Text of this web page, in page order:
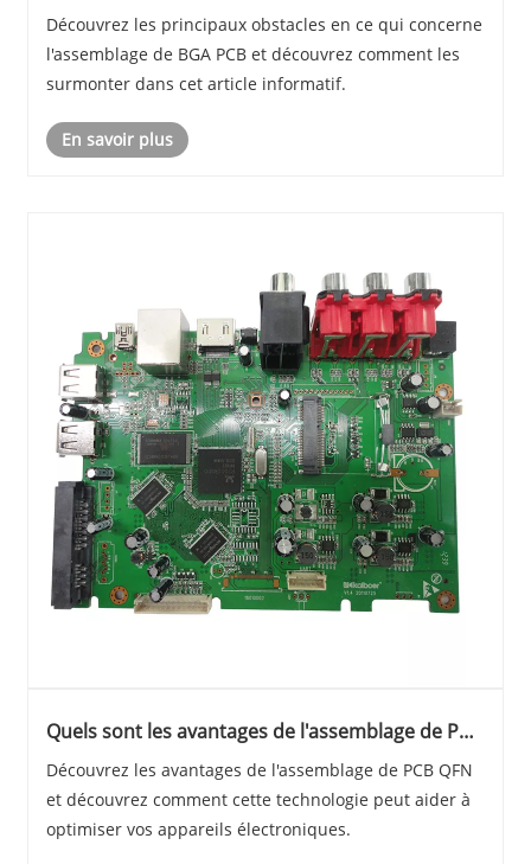
Découvrez les principaux obstacles en ce qui concerne
l'assemblage de BGA PCB et découvrez comment les
surmonter dans cet article informatif.
En savoir plus
Quels sont les avantages de l'assemblage de PCB
Découvrez les avantages de l'assemblage de PCB QFN
et découvrez comment cette technologie peut aider à
optimiser vos appareils électroniques.